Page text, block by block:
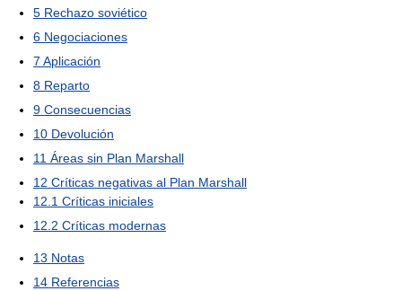
5 Rechazo soviético
6 Negociaciones
7 Aplicación
8 Reparto
9 Consecuencias
10 Devolución
11 Áreas sin Plan Marshall
12 Críticas negativas al Plan Marshall
12.1 Críticas iniciales
12.2 Críticas modernas
13 Notas
14 Referencias